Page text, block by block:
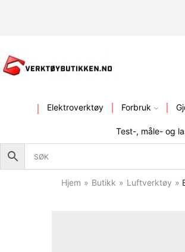
Elektroverktøy Forbruk
Test-, måle- og
Hjem » Butikk » Luftverktøy »